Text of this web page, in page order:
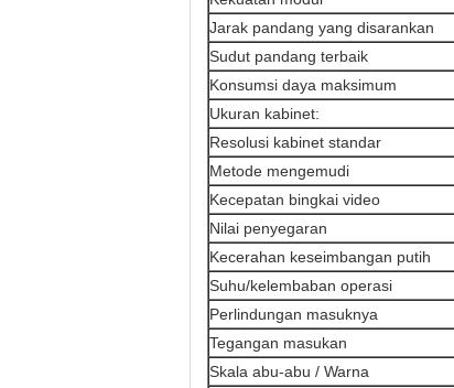
Jarak pandang yang disarankan
Sudut pandang terbaik
Konsumsi daya maksimum
Ukuran kabinet:
Resolusi kabinet standar
Metode mengemudi
Kecepatan bingkai video
Nilai penyegaran
Kecerahan keseimbangan putih
Suhu/kelembaban operasi
Perlindungan masuknya
Tegangan masukan
Skala abu-abu / Warna